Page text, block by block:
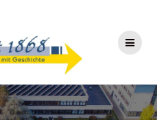
springen